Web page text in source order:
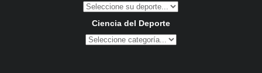
Ciencia del Deporte